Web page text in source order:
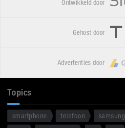
Ontwikkeld door
Gehost door
Advertenties door
Topics
smartphone telefoon samsung